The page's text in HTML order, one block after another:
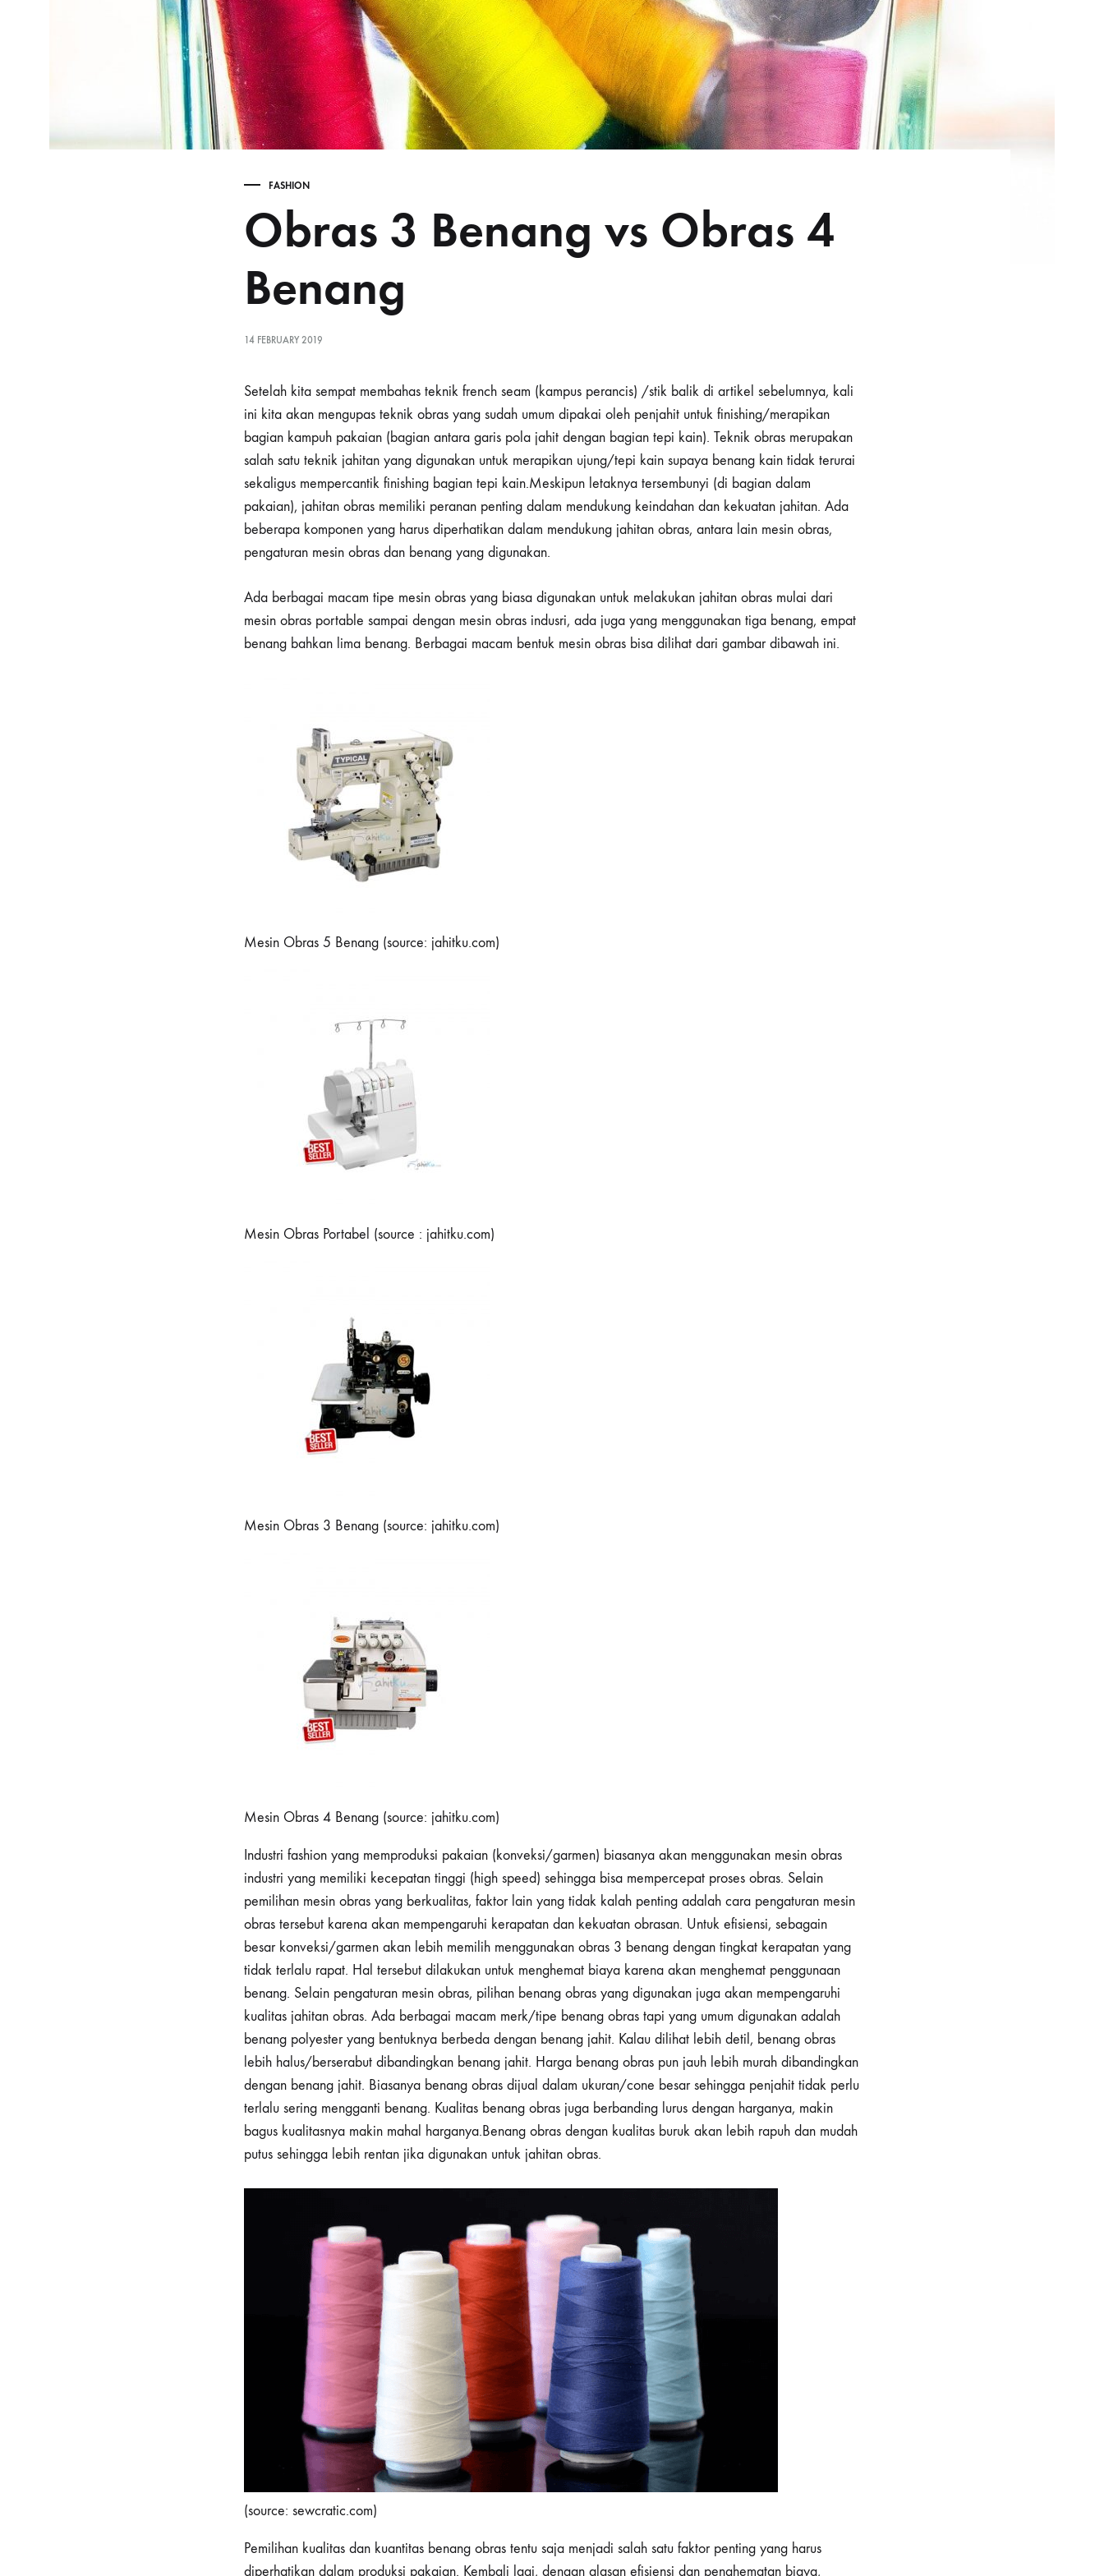
FASHION
Obras 3 Benang vs Obras 4
Benang
14 FEBRUARY 2019
Setelah kita sempat membahas teknik french seam (kampus perancis) /stik balik di artikel sebelumnya, kali
ini kita akan mengupas teknik obras yang sudah umum dipakai oleh penjahit untuk finishing/merapikan
bagian kampuh pakaian (bagian antara garis pola jahit dengan bagian tepi kain). Teknik obras merupakan
salah satu teknik jahitan yang digunakan untuk merapikan ujung/tepi kain supaya benang kain tidak terurai
sekaligus mempercantik finishing bagian tepi kain.Meskipun letaknya tersembunyi (di bagian dalam
pakaian), jahitan obras memiliki peranan penting dalam mendukung keindahan dan kekuatan jahitan. Ada
beberapa komponen yang harus diperhatikan dalam mendukung jahitan obras, antara lain mesin obras,
pengaturan mesin obras dan benang yang digunakan.
Ada berbagai macam tipe mesin obras yang biasa digunakan untuk melakukan jahitan obras mulai dari
mesin obras portable sampai dengan mesin obras indusri, ada juga yang menggunakan tiga benang, empat
benang bahkan lima benang. Berbagai macam bentuk mesin obras bisa dilihat dari gambar dibawah ini.
Mesin Obras 5 Benang (source: jahitku.com)
Mesin Obras Portabel (source : jahitku.com)
Mesin Obras 3 Benang (source: jahitku.com)
Mesin Obras 4 Benang (source: jahitku.com)
Industri fashion yang memproduksi pakaian (konveksi/garmen) biasanya akan menggunakan mesin obras
industri yang memiliki kecepatan tinggi (high speed) sehingga bisa mempercepat proses obras. Selain
pemilihan mesin obras yang berkualitas, faktor lain yang tidak kalah penting adalah cara pengaturan mesin
obras tersebut karena akan mempengaruhi kerapatan dan kekuatan obrasan. Untuk efisiensi, sebagain
besar konveksi/garmen akan lebih memilih menggunakan obras 3 benang dengan tingkat kerapatan yang
tidak terlalu rapat. Hal tersebut dilakukan untuk menghemat biaya karena akan menghemat penggunaan
benang. Selain pengaturan mesin obras, pilihan benang obras yang digunakan juga akan mempengaruhi
kualitas jahitan obras. Ada berbagai macam merk/tipe benang obras tapi yang umum digunakan adalah
benang polyester yang bentuknya berbeda dengan benang jahit. Kalau dilihat lebih detil, benang obras
lebih halus/berserabut dibandingkan benang jahit. Harga benang obras pun jauh lebih murah dibandingkan
dengan benang jahit. Biasanya benang obras dijual dalam ukuran/cone besar sehingga penjahit tidak perlu
terlalu sering mengganti benang. Kualitas benang obras juga berbanding lurus dengan harganya, makin
bagus kualitasnya makin mahal harganya.Benang obras dengan kualitas buruk akan lebih rapuh dan mudah
putus sehingga lebih rentan jika digunakan untuk jahitan obras.
(source: sewcratic.com)
Pemilihan kualitas dan kuantitas benang obras tentu saja menjadi salah satu faktor penting yang harus
diperhatikan dalam produksi pakaian. Kembali lagi, dengan alasan efisiensi dan penghematan biaya,